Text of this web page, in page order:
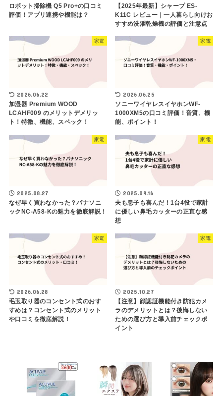
ロボット掃除機 Q5 Pro+の口コミ
評価！アプリ連携や機能は？
【2025年最新】シャープ ES-
K11C レビュー｜一人暮らし向けお
すすめ洗濯乾燥機の評価と注意点
家電
2026.06.22
加湿器 Premium WOOD
LCAHF009 のメリットデメリッ
ト！特徴、機能、スペック！
家電
2026.06.25
ソニーワイヤレスイヤホンWF-
1000XM5の口コミ評価！音質、機
能、ポイント！
家電
2025.08.27
なぜ早く買わなかった？パナソニ
ックNC-A58-Kの魅力を徹底解説！
家電
2025.09.16
夫も息子も喜んだ！1台4役で家計
に優しい鼻毛カッターの正直な感
想
家電
2026.06.28
毛玉取り器のコンセント式のおす
すめは？コンセント式のメリット
や口コミを徹底解説！
家電
2025.10.27
【注意】顔認証機能付き防犯カメ
ラのデメリットとは？後悔しない
ための選び方と導入前チェックポ
イント